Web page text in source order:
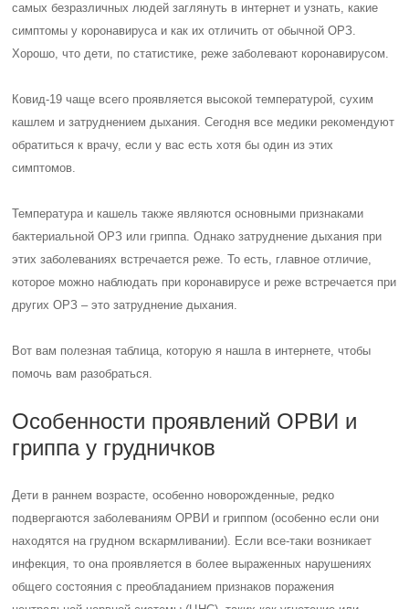
самых безразличных людей заглянуть в интернет и узнать, какие
симптомы у коронавируса и как их отличить от обычной ОРЗ.
Хорошо, что дети, по статистике, реже заболевают коронавирусом.
Ковид-19 чаще всего проявляется высокой температурой, сухим
кашлем и затруднением дыхания. Сегодня все медики рекомендуют
обратиться к врачу, если у вас есть хотя бы один из этих
симптомов.
Температура и кашель также являются основными признаками
бактериальной ОРЗ или гриппа. Однако затруднение дыхания при
этих заболеваниях встречается реже. То есть, главное отличие,
которое можно наблюдать при коронавирусе и реже встречается при
других ОРЗ – это затруднение дыхания.
Вот вам полезная таблица, которую я нашла в интернете, чтобы
помочь вам разобраться.
Особенности проявлений ОРВИ и
гриппа у грудничков
Дети в раннем возрасте, особенно новорожденные, редко
подвергаются заболеваниям ОРВИ и гриппом (особенно если они
находятся на грудном вскармливании). Если все-таки возникает
инфекция, то она проявляется в более выраженных нарушениях
общего состояния с преобладанием признаков поражения